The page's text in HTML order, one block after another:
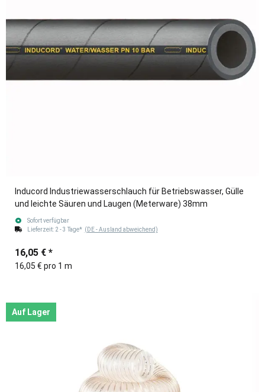
Inducord Industriewasserschlauch für Betriebswasser, Gülle
und leichte Säuren und Laugen (Meterware) 38mm
Sofort verfügbar
Lieferzeit: 2 - 3 Tage* (DE - Ausland abweichend)
16,05 € *
16,05 € pro 1 m
Auf Lager